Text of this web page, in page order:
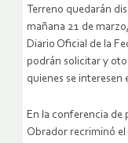
Terreno quedarán
mañana 21 de
Diario Oficial de la
podrán solicitar y
quienes se interesen
En la conferencia de
Obrador recriminó el